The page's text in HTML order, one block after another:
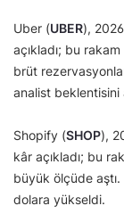
Uber (UBER),
açıkladı; bu
brüt
analist beklentisini
Shopify (SHOP),
kâr açıkladı; bu
büyük ölçüde
dolara yükseldi.